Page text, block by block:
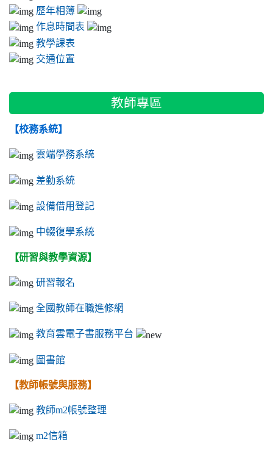
歷年相簿
作息時間表
教學課表
交通位置
教師專區
【校務系統】
雲端學務系統
差勤系統
設備借用登記
中輟復學系統
【研習與教學資源】
研習報名
全國教師在職進修網
教育雲電子書服務平台
圖書館
【教師帳號與服務】
教師m2帳號整理
m2信箱